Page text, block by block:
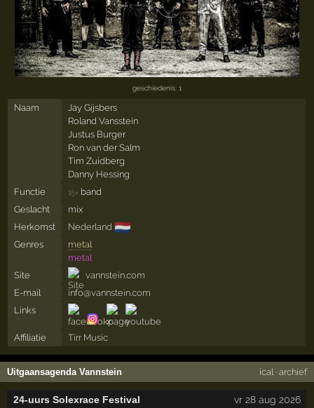
geschiedenis: 1
Naam
Jay Gijsbers
Roland Vansstein
Justus Burger
Ron van der Salm
Tim Zuidberg
Danny Hessing
Functie
15× band
Geslacht
mix
Herkomst
Nederland 🇳🇱
Genres
metal
metal
Site
vannstein.com
E-mail
info@vannstein.com
Links
Affiliatie Tirr Music
Uitgaansagenda Vannstein ical · archief
24-uurs Solexrace Festival vr 28 aug 2026